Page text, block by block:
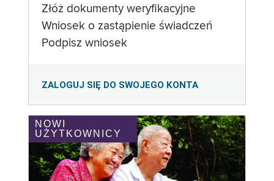
Złóż dokumenty weryfikacyjne
Wniosek o zastąpienie świadczeń
Podpisz wniosek
ZALOGUJ SIĘ DO SWOJEGO KONTA
NOWI
UŻYTKOWNICY